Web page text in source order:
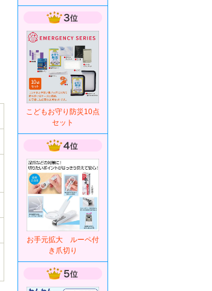
こどもお守り防災10点
セット
お手元拡大 ルーペ付
き爪切り